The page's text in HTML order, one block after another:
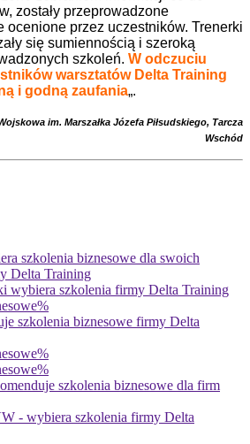
zostały przeprowadzone
ocenione przez uczestników. Trenerki
się sumiennością i szeroką
szkoleń. W odczuciu
warsztatów Delta Training
i godną zaufania„.
im. Marszałka Józefa Piłsudskiego, Tarcza
Wschód